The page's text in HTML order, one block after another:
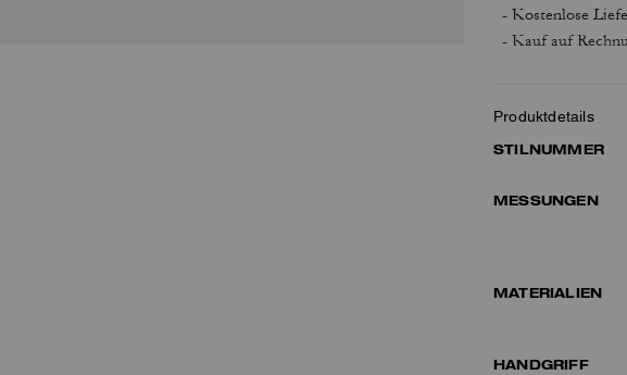
- Kostenlose
- Kauf auf
Produktdetails
STILNUMMER
MESSUNGEN
MATERIALIEN
HANDGRIFF